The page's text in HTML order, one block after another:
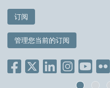
订阅
管理您当前的订阅